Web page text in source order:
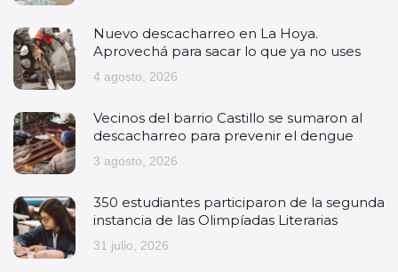
Nuevo descacharreo en La Hoya.
Aprovechá para sacar lo que ya no uses
4 agosto, 2026
Vecinos del barrio Castillo se sumaron al
descacharreo para prevenir el dengue
3 agosto, 2026
350 estudiantes participaron de la segunda
instancia de las Olimpíadas Literarias
31 julio, 2026